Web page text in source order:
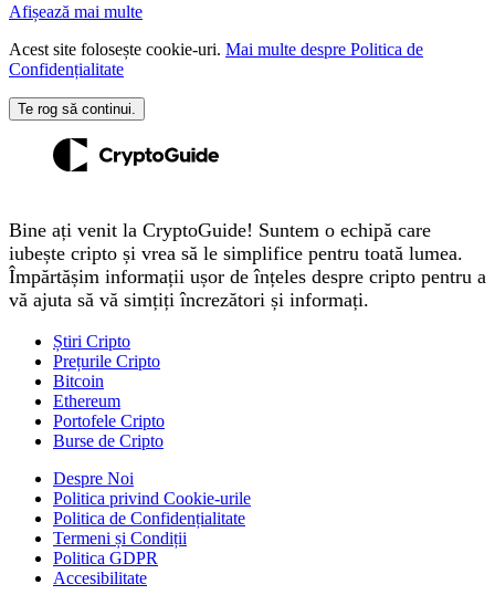
Afișează mai multe
Acest site folosește cookie-uri. Mai multe despre Politica de
Confidențialitate
Te rog să continui.
Bine ați venit la CryptoGuide! Suntem o echipă care
iubește cripto și vrea să le simplifice pentru toată lumea.
Împărtășim informații ușor de înțeles despre cripto pentru a
vă ajuta să vă simțiți încrezători și informați.
Știri Cripto
Prețurile Cripto
Bitcoin
Ethereum
Portofele Cripto
Burse de Cripto
Despre Noi
Politica privind Cookie-urile
Politica de Confidențialitate
Termeni și Condiții
Politica GDPR
Accesibilitate